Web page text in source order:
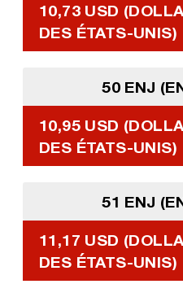
10,73 USD
DES ÉTATS-UNIS)
50 ENJ
10,95 USD
DES ÉTATS-UNIS)
51 ENJ
11,17 USD
DES ÉTATS-UNIS)